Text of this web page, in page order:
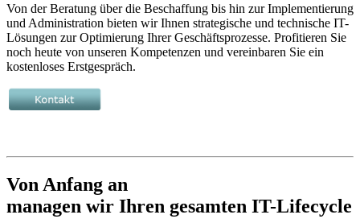
Von der Beratung über die Beschaffung bis hin zur Implementierung
und Administration bieten wir Ihnen strategische und technische IT-
Lösungen zur Optimierung Ihrer Geschäftsprozesse. Profitieren Sie
noch heute von unseren Kompetenzen und vereinbaren Sie ein
kostenloses Erstgespräch.
Von Anfang an
managen wir Ihren gesamten IT-Lifecycle